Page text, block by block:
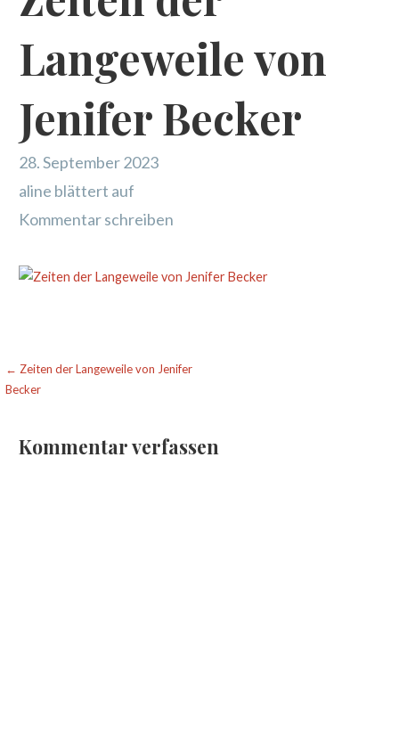
Langeweile von
Jenifer Becker
28. September 2023
aline blättert auf
Kommentar schreiben
Beitragsnavigation
← Zeiten der Langeweile von Jenifer
Becker
Kommentar verfassen